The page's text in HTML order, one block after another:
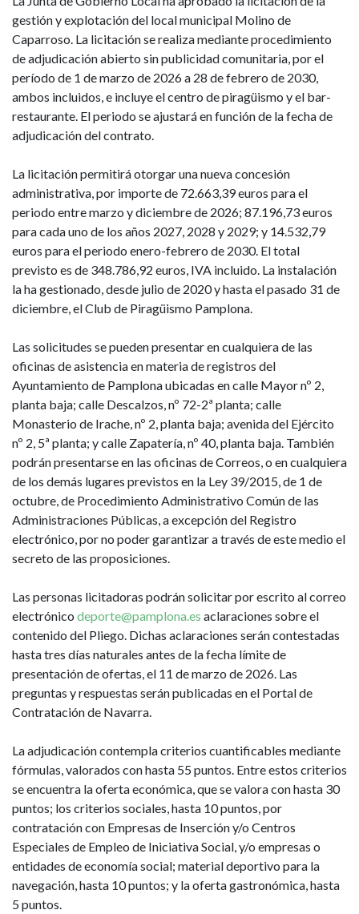
de
2026
y
febrero
de
2030
gestión y explotación del local municipal Molino de
Caparroso. La licitación se realiza mediante procedimiento
de adjudicación abierto sin publicidad comunitaria, por el
período de 1 de marzo de 2026 a 28 de febrero de 2030,
ambos incluidos, e incluye el centro de piragüismo y el bar-
restaurante. El periodo se ajustará en función de la fecha de
adjudicación del contrato.
La licitación permitirá otorgar una nueva concesión
administrativa, por importe de 72.663,39 euros para el
periodo entre marzo y diciembre de 2026; 87.196,73 euros
para cada uno de los años 2027, 2028 y 2029; y 14.532,79
euros para el periodo enero-febrero de 2030. El total
previsto es de 348.786,92 euros, IVA incluido. La instalación
la ha gestionado, desde julio de 2020 y hasta el pasado 31 de
diciembre, el Club de Piragüismo Pamplona.
Las solicitudes se pueden presentar en cualquiera de las
oficinas de asistencia en materia de registros del
Ayuntamiento de Pamplona ubicadas en calle Mayor nº 2,
planta baja; calle Descalzos, nº 72-2ª planta; calle
Monasterio de Irache, nº 2, planta baja; avenida del Ejército
nº 2, 5ª planta; y calle Zapatería, nº 40, planta baja. También
podrán presentarse en las oficinas de Correos, o en cualquiera
de los demás lugares previstos en la Ley 39/2015, de 1 de
octubre, de Procedimiento Administrativo Común de las
Administraciones Públicas, a excepción del Registro
electrónico, por no poder garantizar a través de este medio el
secreto de las proposiciones.
Las personas licitadoras podrán solicitar por escrito al correo
electrónico deporte@pamplona.es aclaraciones sobre el
contenido del Pliego. Dichas aclaraciones serán contestadas
hasta tres días naturales antes de la fecha límite de
presentación de ofertas, el 11 de marzo de 2026. Las
preguntas y respuestas serán publicadas en el Portal de
Contratación de Navarra.
La adjudicación contempla criterios cuantificables mediante
fórmulas, valorados con hasta 55 puntos. Entre estos criterios
se encuentra la oferta económica, que se valora con hasta 30
puntos; los criterios sociales, hasta 10 puntos, por
contratación con Empresas de Inserción y/o Centros
Especiales de Empleo de Iniciativa Social, y/o empresas o
entidades de economía social; material deportivo para la
navegación, hasta 10 puntos; y la oferta gastronómica, hasta
5 puntos.